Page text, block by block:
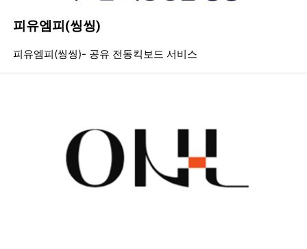
피유엠피(씽씽)
등록일
조회
피유엠피(씽씽)- 공유 전동킥보드 서비스